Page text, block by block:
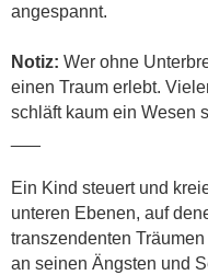
angespannt.
Notiz: Wer ohne
einen Traum erlebt.
schläft kaum ein Wesen
Ein Kind steuert und
unteren Ebenen, auf
transzendenten
an seinen Ängsten und